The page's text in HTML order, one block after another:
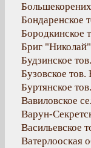
Бондаренское
Бородкинское
Бриг
Будзинское
Бузовское тов.
Буртянское
Вавиловское
Варун-
Васильевское
Ватерлооская